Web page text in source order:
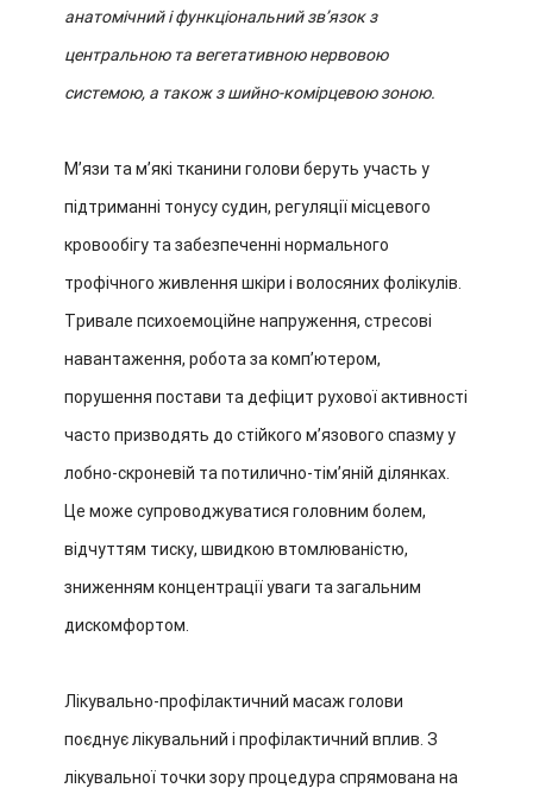
анатомічний і функціональний зв’язок з
центральною та вегетативною нервовою
системою, а також з шийно-комірцевою зоною.
М’язи та м’які тканини голови беруть участь у
підтриманні тонусу судин, регуляції місцевого
кровообігу та забезпеченні нормального
трофічного живлення шкіри і волосяних фолікулів.
Тривале психоемоційне напруження, стресові
навантаження, робота за комп’ютером,
порушення постави та дефіцит рухової активності
часто призводять до стійкого м’язового спазму у
лобно-скроневій та потилично-тім’яній ділянках.
Це може супроводжуватися головним болем,
відчуттям тиску, швидкою втомлюваністю,
зниженням концентрації уваги та загальним
дискомфортом.
Лікувально-профілактичний масаж голови
поєднує лікувальний і профілактичний вплив. З
лікувальної точки зору процедура спрямована на